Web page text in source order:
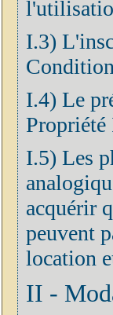
I.3)
I.4) Le
I.5) Les
acquérir
peuvent
location
II -